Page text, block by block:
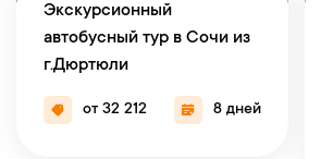
Экскурсионный
автобусный тур в Сочи из
г.Дюртюли
от 32 212 8 дней